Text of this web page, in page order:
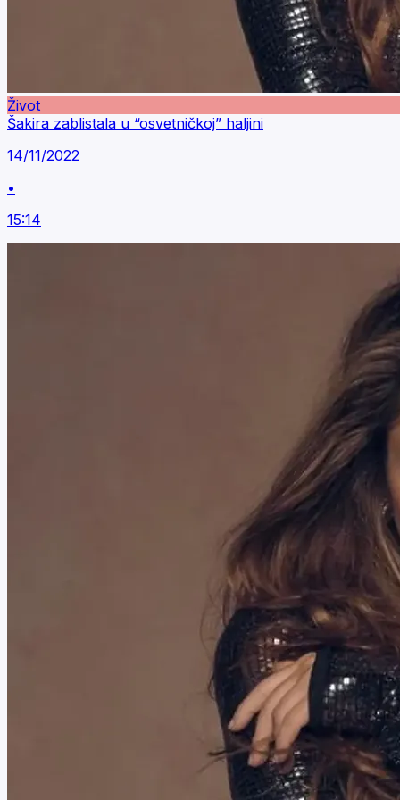
Život
Šakira zablistala u “osvetničkoj” haljini
14/11/2022
•
15:14